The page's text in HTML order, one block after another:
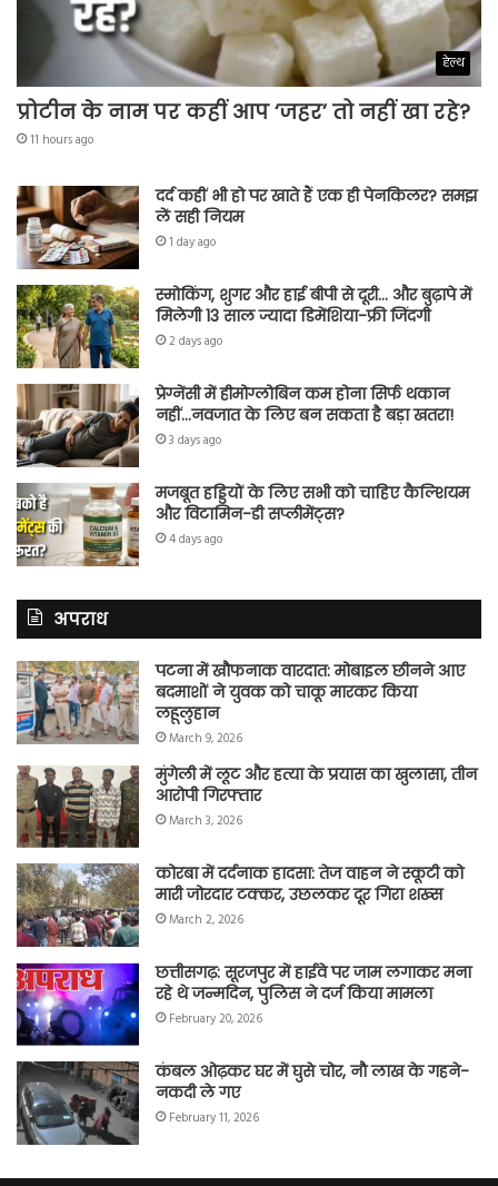
हेल्थ
प्रोटीन के नाम पर कहीं आप ‘जहर’ तो नहीं खा रहे?
11 hours ago
दर्द कहीं भी हो पर खाते हैं एक ही पेनकिलर? समझ
लें सही नियम
1 day ago
स्मोकिंग, शुगर और हाई बीपी से दूरी… और बुढ़ापे में
मिलेगी 13 साल ज्यादा डिमेंशिया-फ्री जिंदगी
2 days ago
प्रेग्नेंसी में हीमोग्लोबिन कम होना सिर्फ थकान
नहीं…नवजात के लिए बन सकता है बड़ा खतरा!
3 days ago
मजबूत हड्डियों के लिए सभी को चाहिए कैल्शियम
और विटामिन-डी सप्लीमेंट्स?
4 days ago
अपराध
पटना में खौफनाक वारदात: मोबाइल छीनने आए
बदमाशों ने युवक को चाकू मारकर किया
लहूलुहान
March 9, 2026
मुंगेली में लूट और हत्या के प्रयास का खुलासा, तीन
आरोपी गिरफ्तार
March 3, 2026
कोरबा में दर्दनाक हादसा: तेज वाहन ने स्कूटी को
मारी जोरदार टक्कर, उछलकर दूर गिरा शख्स
March 2, 2026
छत्तीसगढ़: सूरजपुर में हाईवे पर जाम लगाकर मना
रहे थे जन्मदिन, पुलिस ने दर्ज किया मामला
February 20, 2026
कंबल ओढ़कर घर में घुसे चोर, नौ लाख के गहने-
नकदी ले गए
February 11, 2026